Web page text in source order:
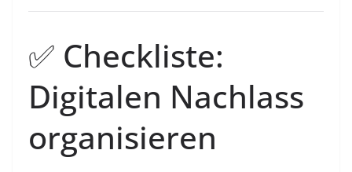
✅ Checkliste:
Digitalen Nachlass
organisieren